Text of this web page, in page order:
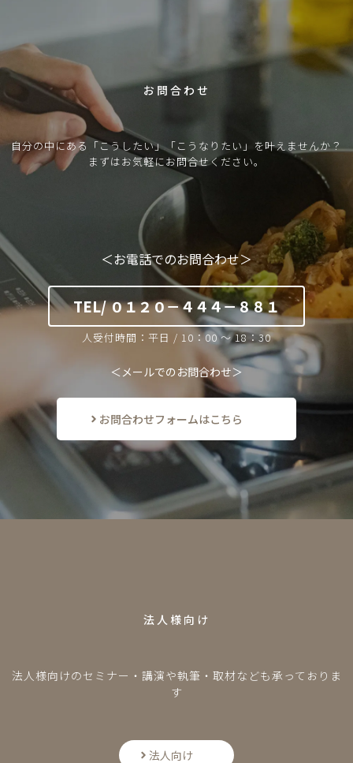
NT ACT
お問合わせ
自分の中にある「こうしたい」「こうなりたい」を叶えませんか？
まずはお気軽にお問合せください。
＜お電話でのお問合わせ＞
TEL/ ０１２０－４４４－８８１
人受付時間：平日 / 10：00 ～ 18：30
＜メールでのお問合わせ＞
お問合わせフォームはこちら
法人様向け
法人様向けのセミナー・講演や執筆・取材なども承っておりま
す
法人向け